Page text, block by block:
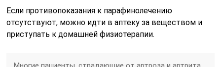
Если противопоказания к парафинолечению
отсутствуют, можно идти в аптеку за веществом и
приступать к домашней физиотерапии.